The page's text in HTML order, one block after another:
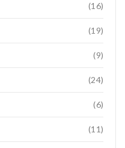
(16)
(19)
(9)
(24)
(6)
(11)